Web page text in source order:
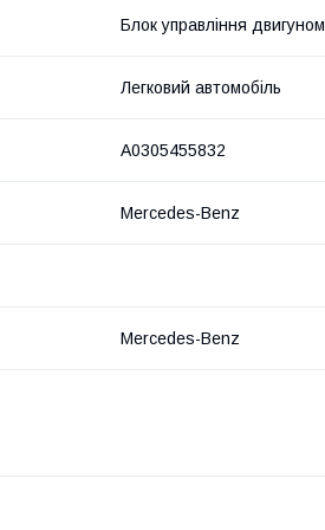
Блок управління двигуном
Легковий автомобіль
A0305455832
Mercedes-Benz
Mercedes-Benz